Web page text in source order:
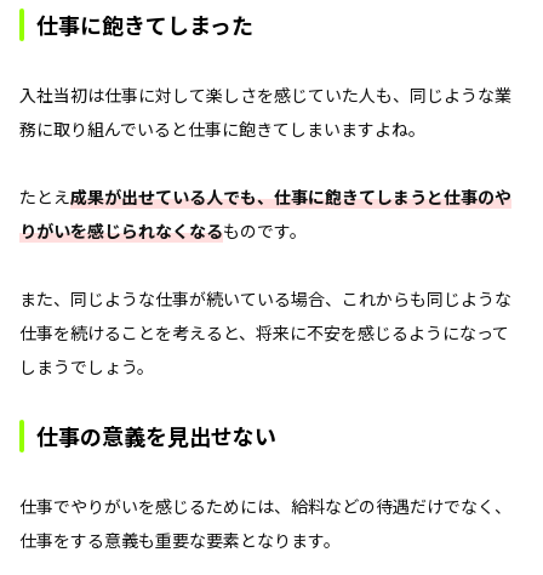
仕事に飽きてしまった
入社当初は仕事に対して楽しさを感じていた人も、同じような業
務に取り組んでいると仕事に飽きてしまいますよね。
たとえ成果が出せている人でも、仕事に飽きてしまうと仕事のや
りがいを感じられなくなるものです。
また、同じような仕事が続いている場合、これからも同じような
仕事を続けることを考えると、将来に不安を感じるようになって
しまうでしょう。
仕事の意義を見出せない
仕事でやりがいを感じるためには、給料などの待遇だけでなく、
仕事をする意義も重要な要素となります。